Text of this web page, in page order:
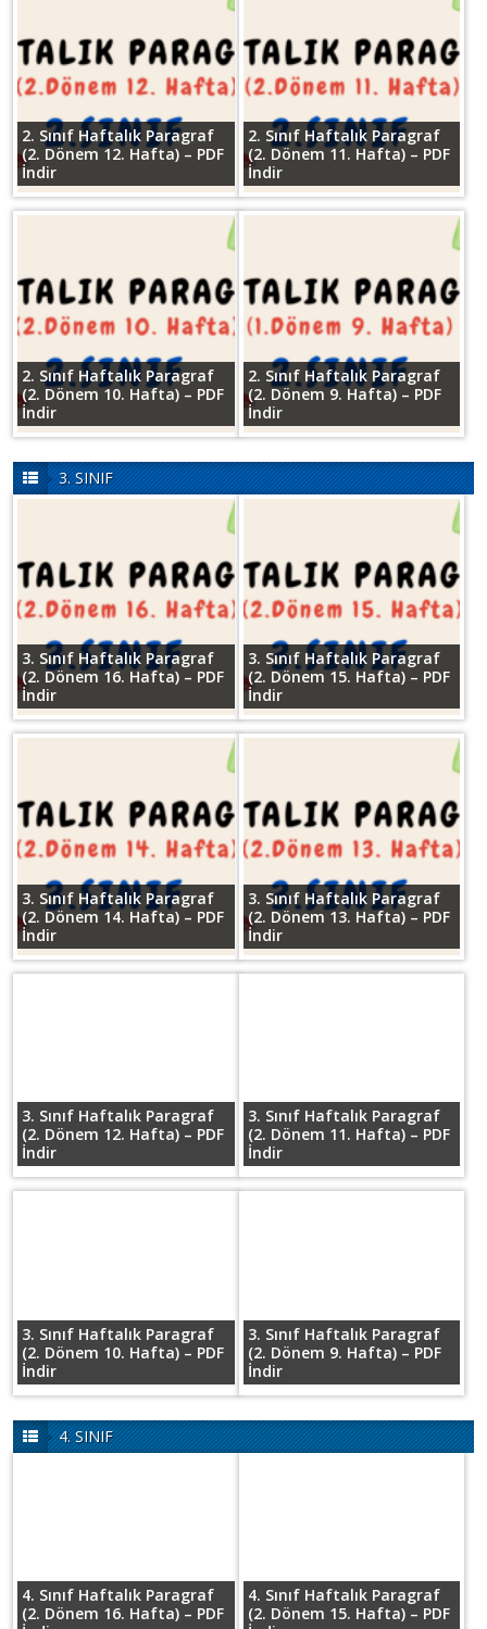
2. Sınıf Haftalık Paragraf
(2. Dönem 12. Hafta) – PDF
İndir
2. Sınıf Haftalık Paragraf
(2. Dönem 11. Hafta) – PDF
İndir
2. Sınıf Haftalık Paragraf
(2. Dönem 10. Hafta) – PDF
İndir
2. Sınıf Haftalık Paragraf
(2. Dönem 9. Hafta) – PDF
İndir
3. SINIF
3. Sınıf Haftalık Paragraf
(2. Dönem 16. Hafta) – PDF
İndir
3. Sınıf Haftalık Paragraf
(2. Dönem 15. Hafta) – PDF
İndir
3. Sınıf Haftalık Paragraf
(2. Dönem 14. Hafta) – PDF
İndir
3. Sınıf Haftalık Paragraf
(2. Dönem 13. Hafta) – PDF
İndir
3. Sınıf Haftalık Paragraf
(2. Dönem 12. Hafta) – PDF
İndir
3. Sınıf Haftalık Paragraf
(2. Dönem 11. Hafta) – PDF
İndir
3. Sınıf Haftalık Paragraf
(2. Dönem 10. Hafta) – PDF
3. Sınıf Haftalık Paragraf
(2. Dönem 9. Hafta) – PDF